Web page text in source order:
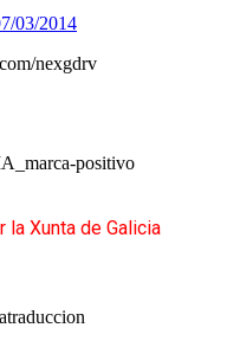
03/2014
nexgdrv
la Xunta de Galicia